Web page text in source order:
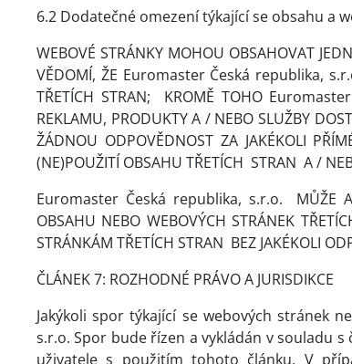
6.2 Dodatečné omezení týkající se obsahu a
WEBOVÉ STRÁNKY MOHOU OBSAHOVAT
VĚDOMÍ, ŽE Euromaster Česká republika,
TŘETÍCH STRAN;
KROMĚ TOHO
REKLAMU, PRODUKTY A / NEBO SLUŽBY
ŽÁDNOU ODPOVĚDNOST ZA JAKÉKOLI
(NE)POUŽITÍ OBSAHU TŘETÍCH STRAN A /
Euromaster Česká republika, s.r.o.
MŮŽE
OBSAHU NEBO WEBOVÝCH STRÁNEK
STRÁNKÁM TŘETÍCH STRAN BEZ JAKÉKOLI
ČLÁNEK 7: ROZHODNÉ PRÁVO A JURISDIKCE
Jakýkoli spor týkající se webových stránek
s.r.o. Spor bude řízen a vykládán v souladu s
uživatele s použitím tohoto článku. V